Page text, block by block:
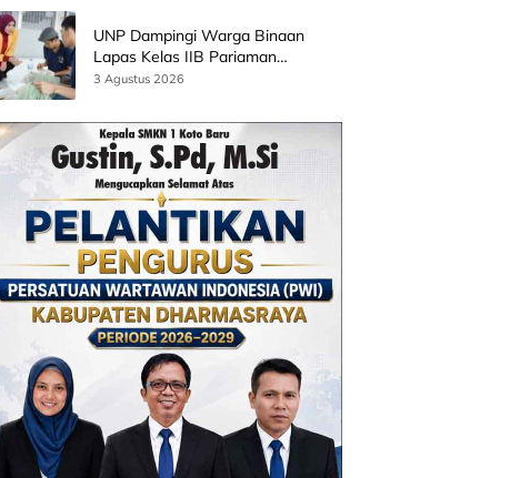
UNP Dampingi Warga Binaan
Lapas Kelas IIB Pariaman
Kembangkan Produk Kreatif
3 Agustus 2026